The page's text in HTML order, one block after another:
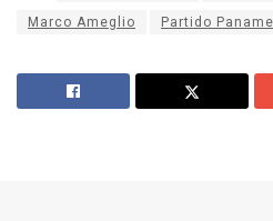
Marco Ameglio Partido